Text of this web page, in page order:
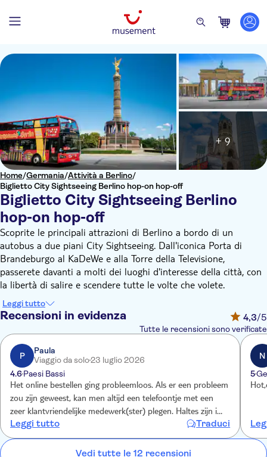
Home/Germania/Attività a Berlino/
Biglietto City Sightseeing Berlino hop-on hop-off
Biglietto City Sightseeing Berlino
hop-on hop-off
+ 9
Scoprite le principali attrazioni di Berlino a bordo di un
autobus a due piani City Sightseeing. Dall'iconica Porta di
Brandeburgo al KaDeWe e alla Torre della Televisione,
passerete davanti a molti dei luoghi d'interesse della città, con
la libertà di salire e scendere tutte le volte che volete.
Berlino è ricca di storia, cultura e architettura e questo
percorso flessibile in autobus vi permetterà di esplorarla con
facilità. Scendete ad Alexanderplatz, conosciuta localmente
come "Alex", e passeggiate nella piazza per visitare il suggestivo
Rotes Rathaus. Quindi, risalite e continuate il vostro viaggio.
Le tappe includono siti famosi come lo Zoo di Berlino, il
Memoriale del Muro di Berlino e il Checkpoint Charlie.
Percorso classico (A):
Tauentzienstraße (Tauentzienstraße 15)
KaDeWe (Tauentzienstraße 21-24)
Lützowplatz (Kulturforum Tiergarten)
Potsdamer Platz/Kolhoff-Hochhaus
Leggi tutto
Recensioni in evidenza 4,3/5
Tutte le recensioni sono verificate
P
Paula
Viaggio da solo23 luglio 2026
4.6Paesi Bassi
Het online bestellen ging probleemloos. Als er een probleem
zou zijn geweest, kan men altijd een telefoontje met een
zeer klantvriendelijke medewerk(ster) plegen. Haltes zijn idd
niet altijd duidelijk aangegeven bij de verschillende haltes,
maar er loopt altijd wel iemand van de organiseren rond die
je naar tevredenheid zal helpen. Persoonlijk vind ik een
Leggi tutto Traduci
N
5
Vedi tutte le 12 recensioni